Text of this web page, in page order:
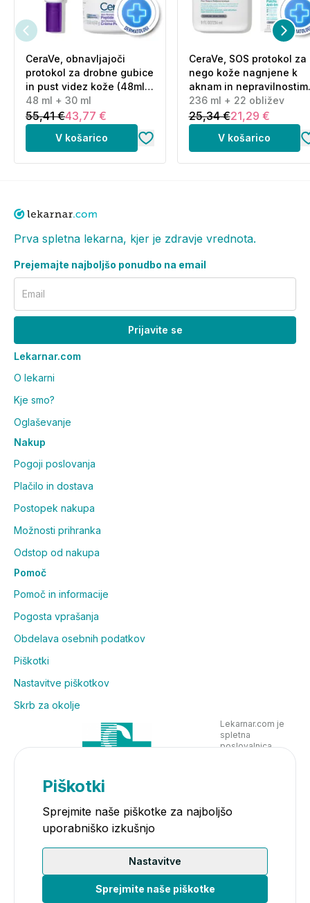
CeraVe, obnavljajoči
protokol za drobne gubice
in pust videz kože (48ml
+ 30 ml)
48 ml + 30 ml
55,41 €43,77 €
V košarico
CeraVe, SOS protokol za
nego kože nagnjene k
aknam in nepravilnostim
(236 ml + 22 obližev)
236 ml + 22 obližev
25,34 €21,29 €
V košarico
Prva spletna lekarna, kjer je zdravje vrednota.
Prejemajte najboljšo ponudbo na email
Email
Prijavite se
Lekarnar.com
O lekarni
Kje smo?
Oglaševanje
Nakup
Pogoji poslovanja
Plačilo in dostava
Postopek nakupa
Možnosti prihranka
Odstop od nakupa
Pomoč
Pomoč in informacije
Pogosta vprašanja
Obdelava osebnih podatkov
Piškotki
Nastavitve piškotkov
Skrb za okolje
Lekarnar.com je
spletna
poslovalnica
Piškotki
Sprejmite naše piškotke za najboljšo
uporabniško izkušnjo
Nastavitve
Sprejmite naše piškotke